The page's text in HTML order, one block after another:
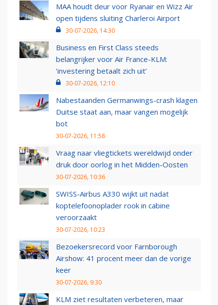
MAA houdt deur voor Ryanair en Wizz Air
open tijdens sluiting Charleroi Airport
30-07-2026, 14:30
Business en First Class steeds
belangrijker voor Air France-KLM:
‘investering betaalt zich uit’
30-07-2026, 12:10
Nabestaanden Germanwings-crash klagen
Duitse staat aan, maar vangen mogelijk
bot
30-07-2026, 11:58
Vraag naar vliegtickets wereldwijd onder
druk door oorlog in het Midden-Oosten
30-07-2026, 10:36
SWISS-Airbus A330 wijkt uit nadat
koptelefoonoplader rook in cabine
veroorzaakt
30-07-2026, 10:23
Bezoekersrecord voor Farnborough
Airshow: 41 procent meer dan de vorige
keer
30-07-2026, 9:30
KLM ziet resultaten verbeteren, maar